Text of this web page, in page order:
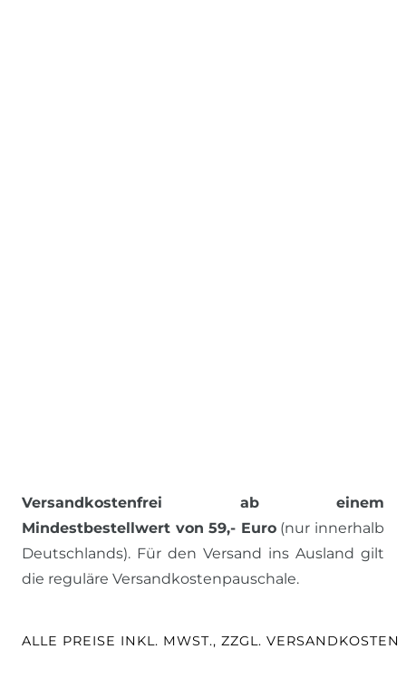
Versandkostenfrei ab einem
Mindestbestellwert von 59,- Euro(nur innerhalb
Deutschlands). Für den Versand ins Ausland gilt
die reguläre Versandkostenpauschale.
ALLE PREISE INKL. MWST., ZZGL. VERSANDKOSTEN